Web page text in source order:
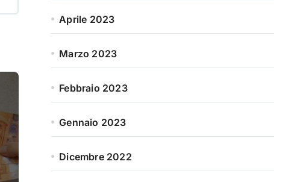
Aprile 2023
Marzo 2023
Febbraio 2023
Gennaio 2023
Dicembre 2022